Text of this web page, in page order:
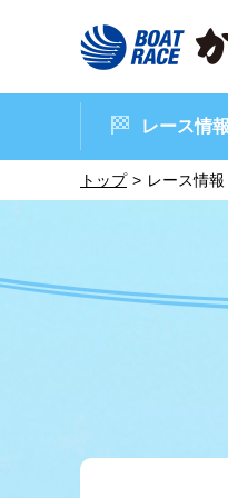
レース情報
トップ レース情報